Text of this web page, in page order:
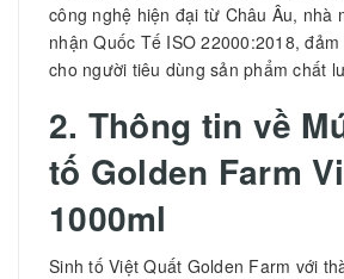
công nghệ hiện đại từ Châu Âu, nhà
nhận Quốc Tế ISO 22000:2018,
cho người tiêu dùng sản phẩm chất
2. Thông tin về
tố Golden Farm
1000ml
Sinh tố Việt Quất Golden Farm với